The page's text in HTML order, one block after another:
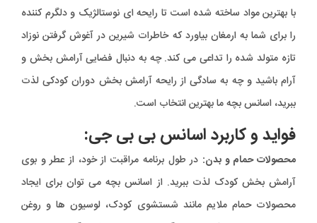
با بهترین مواد ساخته شده است تا رایحه ای نوستالژیک و دلگرم کننده
را برای شما به ارمغان بیاورد که خاطرات شیرین در آغوش گرفتن نوزاد
تازه متولد شده را تداعی می کند. چه به دنبال فضایی آرامش بخش و
آرام باشید و چه به سادگی از رایحه آرامش بخش دوران کودکی لذت
ببرید، اسانس بچه ما بهترین انتخاب است.
فواید و کاربرد اسانس بی بی جی:
محصولات حمام و بدن: در طول برنامه مراقبت از خود، از عطر و بوی
آرامش بخش کودک لذت ببرید. از اسانس بچه می توان برای ایجاد
محصولات حمام ملایم مانند شستشوی کودک، لوسیون ها و روغن